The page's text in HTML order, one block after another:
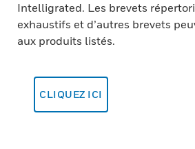
Intelligrated. Les brevets
exhaustifs et d’autres brevets
aux produits listés.
CLIQUEZ ICI